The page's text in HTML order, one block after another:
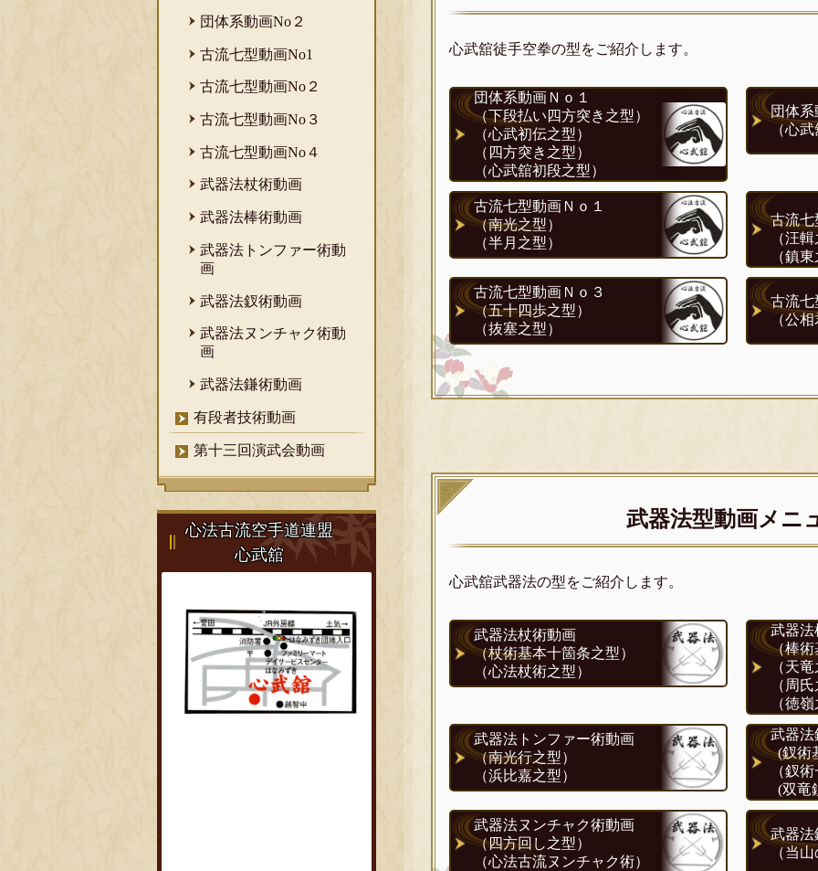
心武舘徒手空拳の型をご紹介します。
団体系動画Ｎｏ１
（下段払い四方突き之型）
（心武初伝之型）
（四方突き之型）
（心武舘初段之型）
団体系
（心
古流七型動画Ｎｏ１
（南光之型）
（半月之型）
古流七
（汪
（鎮
古流七型動画Ｎｏ３
（五十四歩之型）
（抜塞之型）
古流七
（公
武器法型動画メニ
心武舘武器法の型をご紹介します。
武器法杖術動画
（杖術基本十箇条之型）
（心法杖術之型）
武器法
（棒術
（天
（周
（徳
武器法トンファー術動画
（南光行之型）
（浜比嘉之型）
武器法
(釵術
（釵
(双竜
武器法ヌンチャク術動画
（四方回し之型）
（心法古流ヌンチャク術）
武器法
（当
団体系動画No２
古流七型動画No1
古流七型動画No２
古流七型動画No３
古流七型動画No４
武器法杖術動画
武器法棒術動画
武器法トンファー術動
画
武器法釵術動画
武器法ヌンチャク術動
画
武器法鎌術動画
有段者技術動画
第十三回演武会動画
心法古流空手道連盟
心武舘